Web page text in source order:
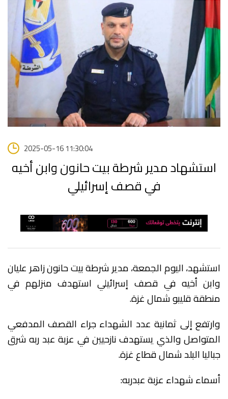
2025-05-16 11:30:04
استشهاد مدير شرطة بيت حانون وابن أخيه
في قصف إسرائيلي
استشهد، اليوم الجمعة، مدير شرطة بيت حانون زاهر عليان
وابن أخيه في قصف إسرائيلي استهدف منزلهم في
منطقة قليبو شمال غزة.
وارتفع إلى ثمانية عدد الشهداء جراء القصف المدفعي
المتواصل والذي يستهدف نازحيين في عزبة عبد ربه شرق
جباليا البلد شمال قطاع غزة.
أسماء شهداء عزبة عبدربه: